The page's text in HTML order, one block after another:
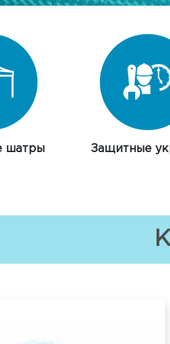
шатры Защитные